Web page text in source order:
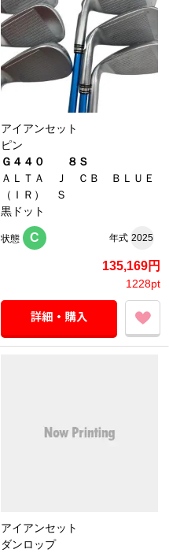
アイアンセット
ピン
Ｇ４４０ ８Ｓ
ＡＬＴＡ Ｊ ＣＢ ＢＬＵＥ
（ＩＲ） Ｓ
黒ドット
状態 C 年式 2025
135,169円
1228pt
アイアンセット
ダンロップ